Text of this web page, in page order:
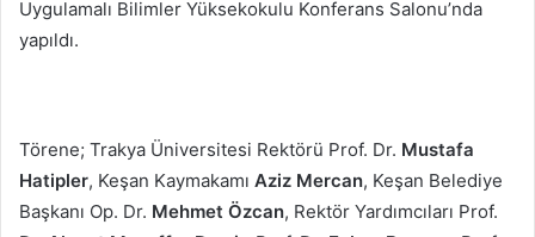
Uygulamalı Bilimler Yüksekokulu Konferans Salonu’nda
yapıldı.
Törene; Trakya Üniversitesi Rektörü Prof. Dr. Mustafa
Hatipler, Keşan Kaymakamı Aziz Mercan, Keşan Belediye
Başkanı Op. Dr. Mehmet Özcan, Rektör Yardımcıları Prof.